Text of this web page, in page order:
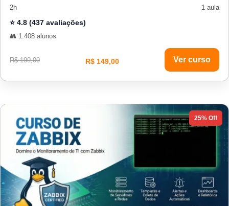
2h 1 aula
⭐ 4.8 (437 avaliações)
👥 1.408 alunos
R$ 199,00 R$ 149,00 Ver curso
25% Off